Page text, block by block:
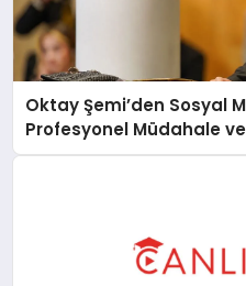
Oktay Şemi’den Sosyal
Profesyonel Müdahale ve